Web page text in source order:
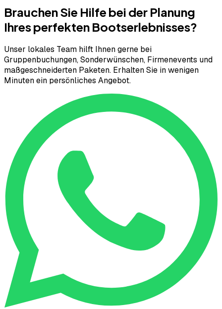
Brauchen Sie Hilfe bei der Planung
Ihres perfekten Bootserlebnisses?
Unser lokales Team hilft Ihnen gerne bei
Gruppenbuchungen, Sonderwünschen, Firmenevents und
maßgeschneiderten Paketen. Erhalten Sie in wenigen
Minuten ein persönliches Angebot.